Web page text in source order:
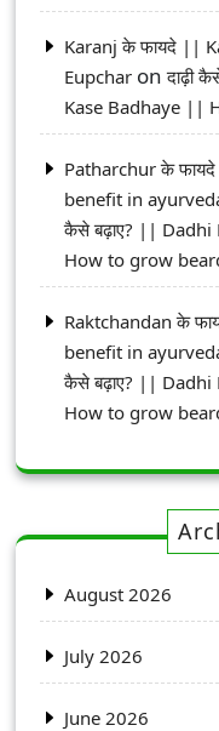
Karanj के फायदे ||
Eupchar onदाढ़ी
Kase Badhaye ||
Patharchur के
benefit in
कैसे बढ़ाए? || Dadhi
How to grow
Raktchandan के
benefit in
कैसे बढ़ाए? || Dadhi
How to grow
August 2026
July 2026
June 2026